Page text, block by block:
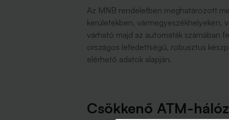
Az MNB rendeletben meghatározott
kerületekben, vármegyeszékhelyeken,
várható majd az automaták számában
országos lefedettségű, robusztus
elérhető adatok alapján.
Csökkenő ATM-